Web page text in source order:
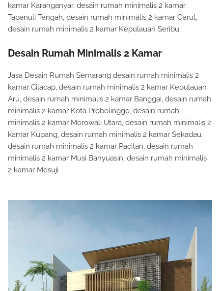
kamar Karanganyar, desain rumah minimalis 2 kamar
Tapanuli Tengah, desain rumah minimalis 2 kamar Garut,
desain rumah minimalis 2 kamar Kepulauan Seribu.
Desain Rumah Minimalis 2 Kamar
Jasa Desain Rumah Semarang desain rumah minimalis 2
kamar Cilacap, desain rumah minimalis 2 kamar Kepulauan
Aru, desain rumah minimalis 2 kamar Banggai, desain rumah
minimalis 2 kamar Kota Probolinggo, desain rumah
minimalis 2 kamar Morowali Utara, desain rumah minimalis 2
kamar Kupang, desain rumah minimalis 2 kamar Sekadau,
desain rumah minimalis 2 kamar Pacitan, desain rumah
minimalis 2 kamar Musi Banyuasin, desain rumah minimalis
2 kamar Mesuji.